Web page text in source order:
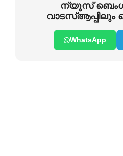
ന്യൂസ്
വാടസ്ആപ്പിലും
WhatsApp